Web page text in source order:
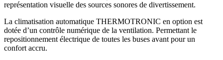
représentation visuelle des sources sonores de divertissement.
La climatisation automatique THERMOTRONIC en option est
dotée d’un contrôle numérique de la ventilation. Permettant le
repositionnement électrique de toutes les buses avant pour un
confort accru.